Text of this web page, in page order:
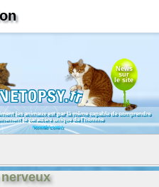
News
sur
le site
les animaux est par là même capable de comprendre
le caractère unique de l'homme
Konrad Lorenz